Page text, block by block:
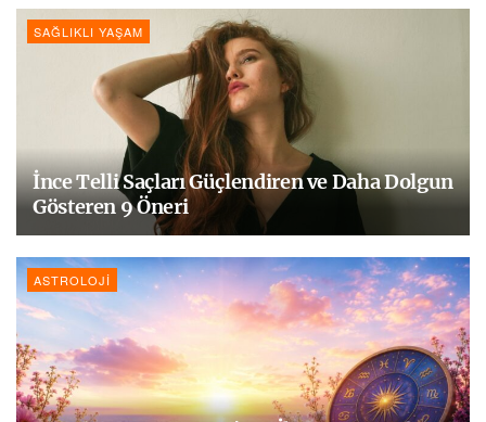
SAĞLIKLI YAŞAM
İnce Telli Saçları Güçlendiren ve Daha Dolgun
Gösteren 9 Öneri
ASTROLOJI